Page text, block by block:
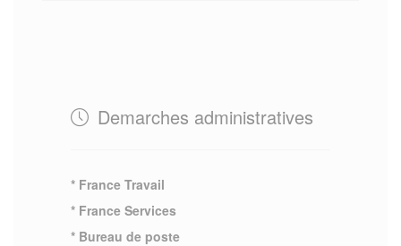
Demarches administratives
* France Travail
* France Services
* Bureau de poste